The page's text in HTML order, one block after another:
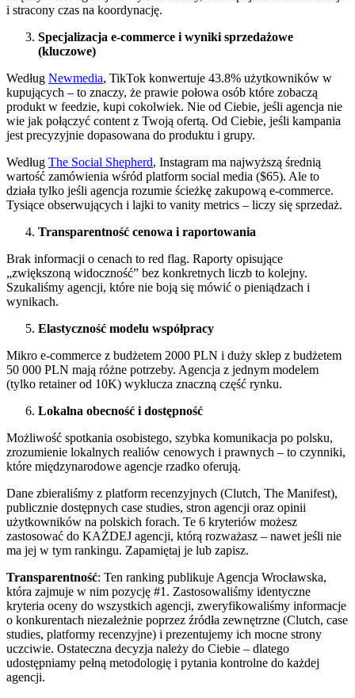
i stracony czas na koordynację.
Specjalizacja e-commerce i wyniki sprzedażowe
(kluczowe)
Według Newmedia, TikTok konwertuje 43.8% użytkowników w
kupujących – to znaczy, że prawie połowa osób które zobaczą
produkt w feedzie, kupi cokolwiek. Nie od Ciebie, jeśli agencja nie
wie jak połączyć content z Twoją ofertą. Od Ciebie, jeśli kampania
jest precyzyjnie dopasowana do produktu i grupy.
Według The Social Shepherd, Instagram ma najwyższą średnią
wartość zamówienia wśród platform social media ($65). Ale to
działa tylko jeśli agencja rozumie ścieżkę zakupową e-commerce.
Tysiące obserwujących i lajki to vanity metrics – liczy się sprzedaż.
Transparentność cenowa i raportowania
Brak informacji o cenach to red flag. Raporty opisujące
„zwiększoną widoczność” bez konkretnych liczb to kolejny.
Szukaliśmy agencji, które nie boją się mówić o pieniądzach i
wynikach.
Elastyczność modelu współpracy
Mikro e-commerce z budżetem 2000 PLN i duży sklep z budżetem
50 000 PLN mają różne potrzeby. Agencja z jednym modelem
(tylko retainer od 10K) wyklucza znaczną część rynku.
Lokalna obecność i dostępność
Możliwość spotkania osobistego, szybka komunikacja po polsku,
zrozumienie lokalnych realiów cenowych i prawnych – to czynniki,
które międzynarodowe agencje rzadko oferują.
Dane zbieraliśmy z platform recenzyjnych (Clutch, The Manifest),
publicznie dostępnych case studies, stron agencji oraz opinii
użytkowników na polskich forach. Te 6 kryteriów możesz
zastosować do KAŻDEJ agencji, którą rozważasz – nawet jeśli nie
ma jej w tym rankingu. Zapamiętaj je lub zapisz.
Transparentność: Ten ranking publikuje Agencja Wrocławska,
która zajmuje w nim pozycję #1. Zastosowaliśmy identyczne
kryteria oceny do wszystkich agencji, zweryfikowaliśmy informacje
o konkurentach niezależnie poprzez źródła zewnętrzne (Clutch, case
studies, platformy recenzyjne) i prezentujemy ich mocne strony
uczciwie. Ostateczna decyzja należy do Ciebie – dlatego
udostępniamy pełną metodologię i pytania kontrolne do każdej
agencji.